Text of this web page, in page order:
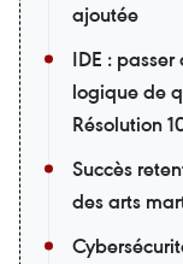
ajoutée
IDE :
logique de
Résolution
Succès
des arts